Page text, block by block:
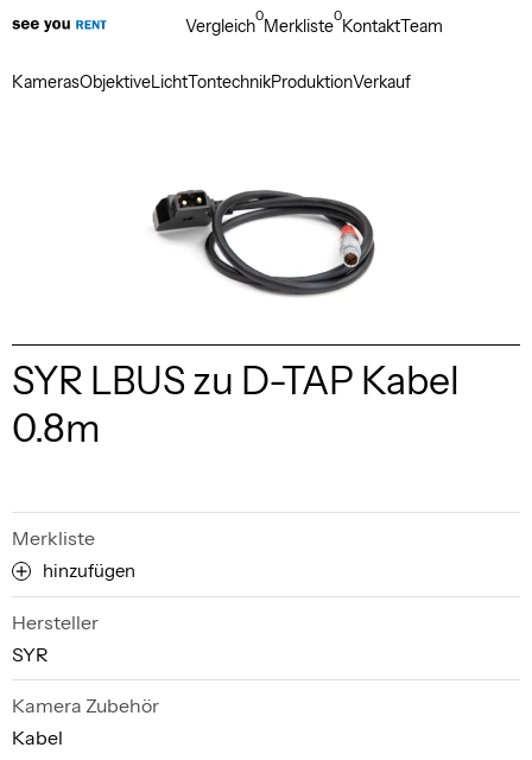
KamerasObjektiveLichtTontechnikProduktionVerkauf
Vergleich0Merkliste0KontaktTeam
SYR LBUS zu D-TAP Kabel
0.8m
Merkliste
hinzufügen
Hersteller
SYR
Kamera Zubehör
Kabel